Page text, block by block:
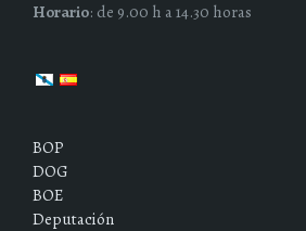
Horario: de 9.00 h a 14.30 horas
BOP
DOG
BOE
Deputación